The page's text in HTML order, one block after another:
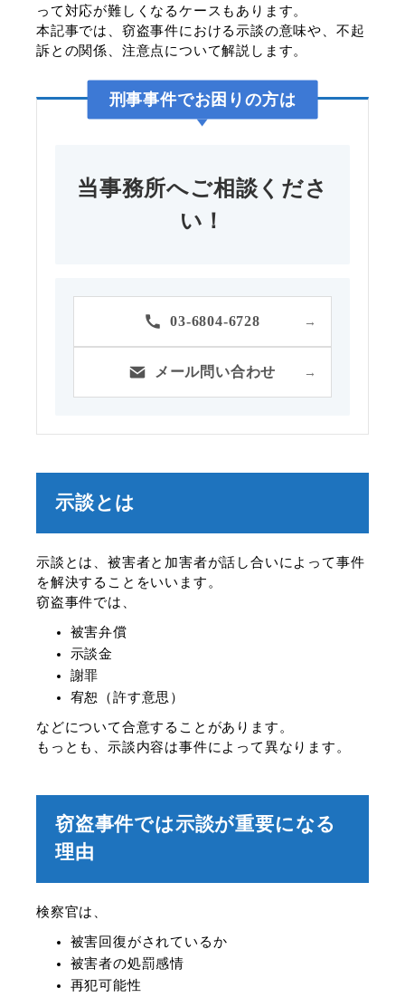
って対応が難しくなるケースもあります。
本記事では、窃盗事件における示談の意味や、不起
訴との関係、注意点について解説します。
刑事事件でお困りの方は
当事務所へご相談くださ
い！
03-6804-6728 →
メール問い合わせ →
示談とは
示談とは、被害者と加害者が話し合いによって事件
を解決することをいいます。
窃盗事件では、
被害弁償
示談金
謝罪
宥恕（許す意思）
などについて合意することがあります。
もっとも、示談内容は事件によって異なります。
窃盗事件では示談が重要になる
理由
検察官は、
被害回復がされているか
被害者の処罰感情
再犯可能性